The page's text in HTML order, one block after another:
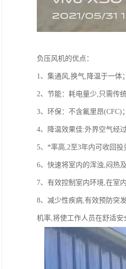
负压风机的优点：
1、集通风,换气,降温于一体；
2、节能：耗电量少,只需传
3、环保：不含氟里昂(CFC)；
4、降温效果佳:外界空气经
5、*率高,2至3年内可收回投
6、快速将室内的浑浊,闷热
7、有效控制室内环境,在室
8、减少性疾病,有效预防突
机率,将使工作人员在舒适安